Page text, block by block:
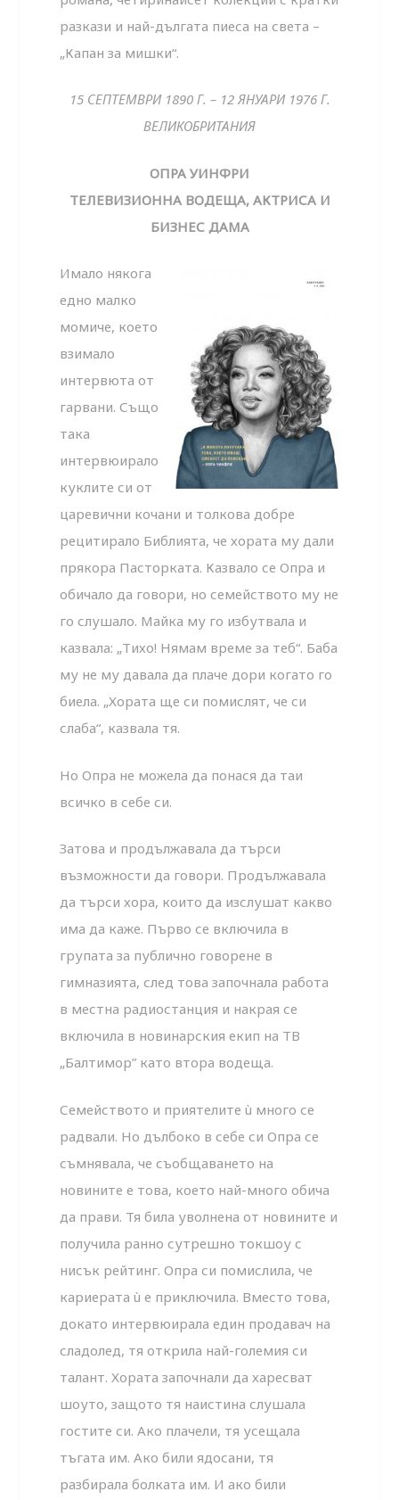
разкази и най-дълга­та пиеса на света –
„Капан за мишки“.
15 СЕПТЕМВРИ 1890 Г. – 12 ЯНУАРИ 1976 Г.
ВЕЛИКОБРИТАНИЯ
ОПРА УИНФРИ
ТЕЛЕВИЗИОННА ВОДЕЩА, АКТРИСА И
БИЗНЕС ДАМА
Имало някога
едно малко
момиче, което
взимало
интервюта от
гарвани. Също
така
интервюирало
куклите си от
царевични кочани и толкова добре
рецитирало Библията, че хората му дали
прякора Пасторката. Казвало се Опра и
обичало да говори, но семейството му не
го слушало. Майка му го избутвала и
казвала: „Тихо! Нямам време за теб“. Баба
му не му давала да плаче дори когато го
биела. „Хората ще си помислят, че си
слаба“, казвала тя.
Но Опра не можела да понася да таи
всичко в себе си.
Затова и продължавала да търси
възможности да говори. Продължавала
да търси хора, които да изслушат какво
има да каже. Първо се включила в
групата за публично говорене в
гимназията, след това започнала работа
в местна радиостанция и накрая се
включила в новинарския екип на ТВ
„Балтимор” като втора водеща.
Семейството и приятелите ù много се
радвали. Но дълбоко в себе си Опра се
съмнявала, че съобщаването на
новините е това, което най-много обича
да прави. Тя била уволнена от новините и
получила ранно сутрешно токшоу с
нисък рейтинг. Опра си помислила, че
кариерата ù е приключила. Вместо това,
докато интервюирала един продавач на
сладолед, тя открила най-големия си
талант. Хората започнали да харесват
шоуто, защото тя наистина слушала
гостите си. Ако плачели, тя усещала
тъгата им. Ако били ядосани, тя
разбирала болката им. И ако били